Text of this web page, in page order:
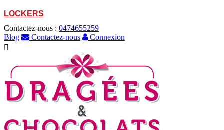
LOCKERS
Contactez-nous : 0474655259
Blog
Contactez-nous
Connexion
